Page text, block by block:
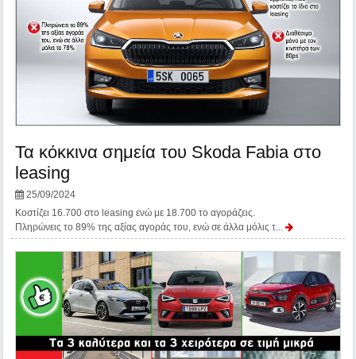
Τα κόκκινα σημεία του Skoda Fabia στο
leasing
25/09/2024
Κοστίζει 16.700 στο leasing ενώ με 18.700 το αγοράζεις.
Πληρώνεις το 89% της αξίας αγοράς του, ενώ σε άλλα μόλις τ...